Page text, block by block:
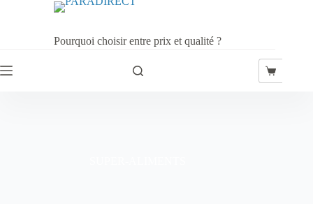
Pourquoi choisir entre prix et qualité ?
Panier